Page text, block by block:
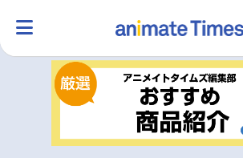
ランキング アニメ